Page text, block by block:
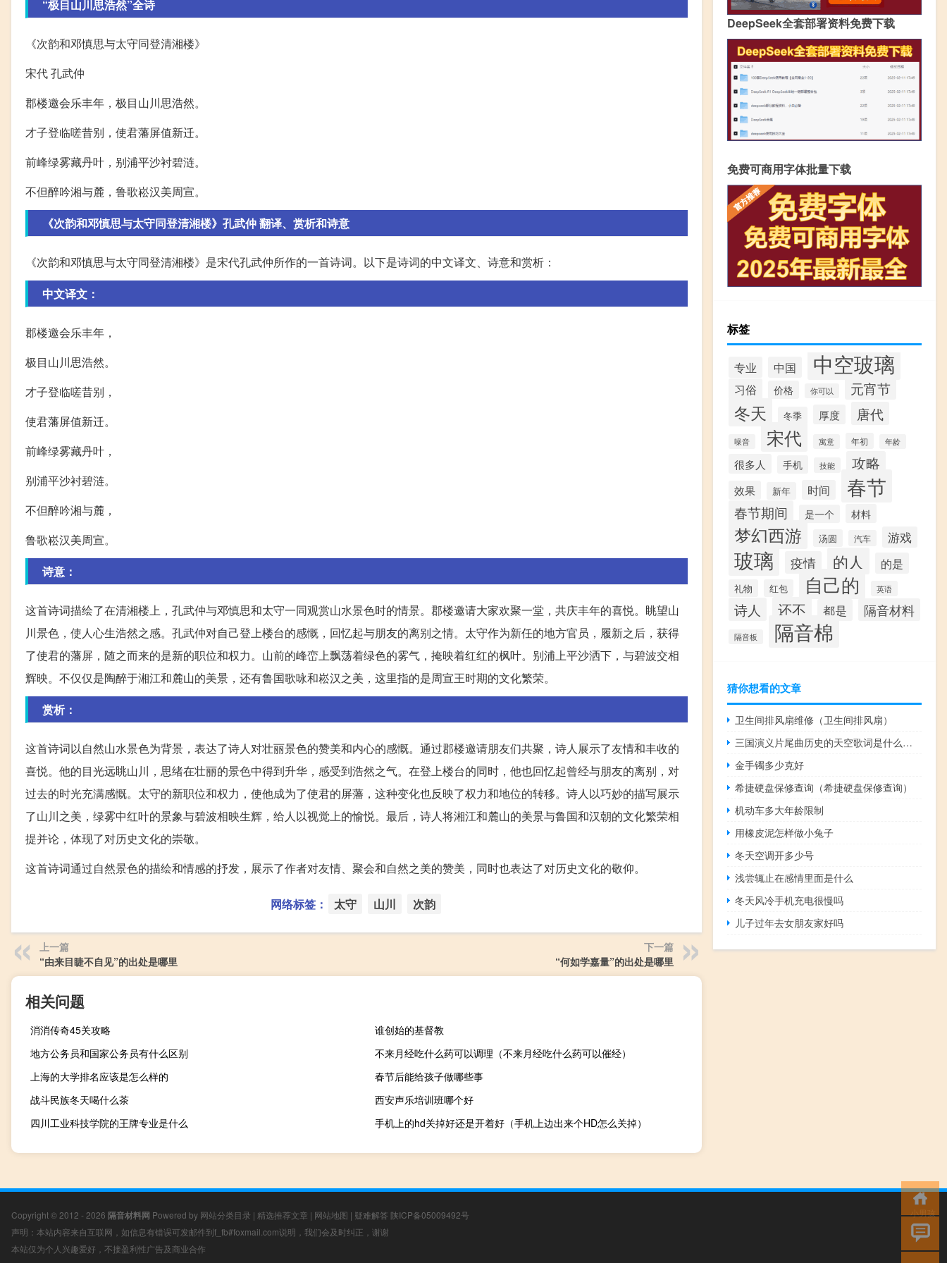
“极目山川思浩然”全诗
《次韵和邓慎思与太守同登清湘楼》
宋代 孔武仲
郡楼邀会乐丰年，极目山川思浩然。
才子登临嗟昔别，使君藩屏值新迁。
前峰绿雾藏丹叶，别浦平沙衬碧涟。
不但醉吟湘与麓，鲁歌崧汉美周宣。
《次韵和邓慎思与太守同登清湘楼》孔武仲 翻译、赏析和诗意
《次韵和邓慎思与太守同登清湘楼》是宋代孔武仲所作的一首诗词。以下是诗词的中文译文、诗意和赏析：
中文译文：
郡楼邀会乐丰年，
极目山川思浩然。
才子登临嗟昔别，
使君藩屏值新迁。
前峰绿雾藏丹叶，
别浦平沙衬碧涟。
不但醉吟湘与麓，
鲁歌崧汉美周宣。
诗意：
这首诗词描绘了在清湘楼上，孔武仲与邓慎思和太守一同观赏山水景色时的情景。郡楼邀请大家欢聚一堂，共庆丰年的喜悦。眺望山
川景色，使人心生浩然之感。孔武仲对自己登上楼台的感慨，回忆起与朋友的离别之情。太守作为新任的地方官员，履新之后，获得
了使君的藩屏，随之而来的是新的职位和权力。山前的峰峦上飘荡着绿色的雾气，掩映着红红的枫叶。别浦上平沙洒下，与碧波交相
辉映。不仅仅是陶醉于湘江和麓山的美景，还有鲁国歌咏和崧汉之美，这里指的是周宣王时期的文化繁荣。
赏析：
这首诗词以自然山水景色为背景，表达了诗人对壮丽景色的赞美和内心的感慨。通过郡楼邀请朋友们共聚，诗人展示了友情和丰收的
喜悦。他的目光远眺山川，思绪在壮丽的景色中得到升华，感受到浩然之气。在登上楼台的同时，他也回忆起曾经与朋友的离别，对
过去的时光充满感慨。太守的新职位和权力，使他成为了使君的屏藩，这种变化也反映了权力和地位的转移。诗人以巧妙的描写展示
了山川之美，绿雾中红叶的景象与碧波相映生辉，给人以视觉上的愉悦。最后，诗人将湘江和麓山的美景与鲁国和汉朝的文化繁荣相
提并论，体现了对历史文化的崇敬。
这首诗词通过自然景色的描绘和情感的抒发，展示了作者对友情、聚会和自然之美的赞美，同时也表达了对历史文化的敬仰。
网络标签： 太守 山川 次韵
上一篇
“由来目睫不自见”的出处是哪里
下一篇
“何如学嘉量”的出处是哪里
相关问题
消消传奇45关攻略
谁创始的基督教
地方公务员和国家公务员有什么区别
不来月经吃什么药可以调理（不来月经吃什么药可以催经）
上海的大学排名应该是怎么样的
春节后能给孩子做哪些事
战斗民族冬天喝什么茶
西安声乐培训班哪个好
四川工业科技学院的王牌专业是什么
手机上的hd关掉好还是开着好（手机上边出来个HD怎么关掉）
DeepSeek全套部署资料免费下载
免费可商用字体批量下载
标签
专业 中国 中空玻璃
习俗 价格 你可以 元宵节
冬天 冬季 厚度 唐代
噪音 宋代 寓意 年初 年龄
很多人 手机 技能 攻略
效果 新年 时间 春节
春节期间 是一个 材料
梦幻西游 汤圆 汽车 游戏
玻璃 疫情 的人 的是
礼物 红包 自己的 英语
诗人 还不 都是 隔音材料
隔音板 隔音棉
猜你想看的文章
卫生间排风扇维修（卫生间排风扇）
三国演义片尾曲历史的天空歌词是什么意思
金手镯多少克好
希捷硬盘保修查询（希捷硬盘保修查询）
机动车多大年龄限制
用橡皮泥怎样做小兔子
冬天空调开多少号
浅尝辄止在感情里面是什么
冬天风冷手机充电很慢吗
儿子过年去女朋友家好吗
Copyright © 2012 - 2026 隔音材料网 Powered by 网站分类目录 | 精选推荐文章 | 网站地图 | 疑难解答 陕ICP备05009492号
声明：本站内容来自互联网，如信息有错误可发邮件到f_fb#foxmail.com说明，我们会及时纠正，谢谢
本站仅为个人兴趣爱好，不接盈利性广告及商业合作
小男孩